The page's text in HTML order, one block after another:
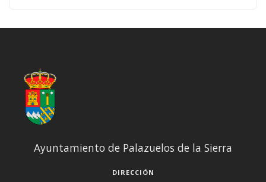
Ayuntamiento de Palazuelos de la Sierra
DIRECCIÓN